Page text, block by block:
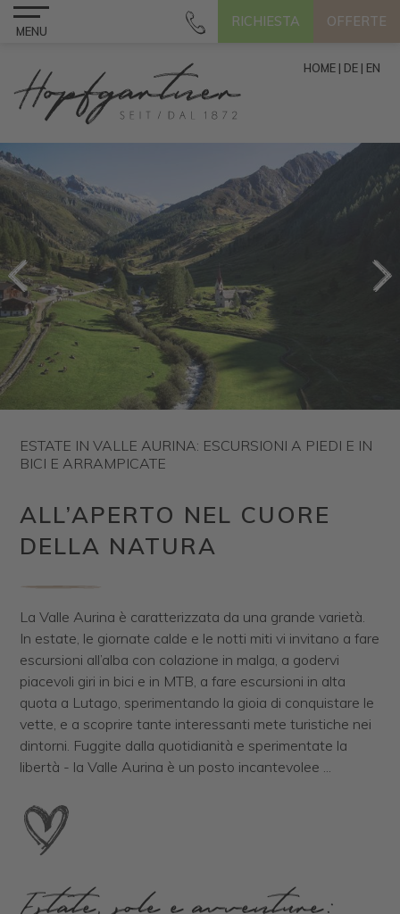
HOME| DE| EN
MENU
RICHIESTA OFFERTE
Previous Next
ESTATE IN VALLE AURINA: ESCURSIONI A PIEDI E IN
BICI E ARRAMPICATE
ALL’APERTO NEL CUORE
DELLA NATURA
La Valle Aurina è caratterizzata da una grande varietà.
In estate, le giornate calde e le notti miti vi invitano a fare
escursioni all’alba con colazione in malga, a godervi
piacevoli giri in bici e in MTB, a fare escursioni in alta
quota a Lutago, sperimentando la gioia di conquistare le
vette, e a scoprire tante interessanti mete turistiche nei
dintorni. Fuggite dalla quotidianità e sperimentate la
libertà - la Valle Aurina è un posto incantevolee ...